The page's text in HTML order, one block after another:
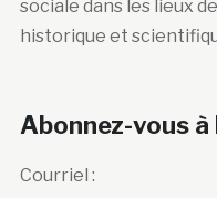
sociale dans les lieux
historique et
Abonnez-vous
Courriel :